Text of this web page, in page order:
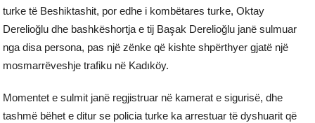
turke të Beshiktashit, por edhe i kombëtares turke, Oktay
Derelioğlu dhe bashkëshortja e tij Başak Derelioğlu janë sulmuar
nga disa persona, pas një zënke që kishte shpërthyer gjatë një
mosmarrëveshje trafiku në Kadıköy.
Momentet e sulmit janë regjistruar në kamerat e sigurisë, dhe
tashmë bëhet e ditur se policia turke ka arrestuar të dyshuarit që